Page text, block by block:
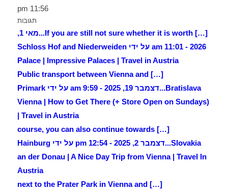
11:56 pm
תגובות
[…] If you are still not sure whether it is worth...
מאי 1,
2026 - 11:01 am על ידי Schloss Hof and Niederweiden
Palace | Impressive Palaces | Travel in Austria
[…] Public transport between Vienna and
Bratislava...
דצמבר 19, 2025 - 9:59 am על ידי Primark
Vienna | How to Get There (+ Store Open on Sundays)
| Travel in Austria
[…] course, you can also continue towards
Slovakia...
דצמבר 2, 2025 - 12:54 pm על ידי Hainburg
an der Donau | A Nice Day Trip from Vienna | Travel In
Austria
[…] next to the Prater Park in Vienna and